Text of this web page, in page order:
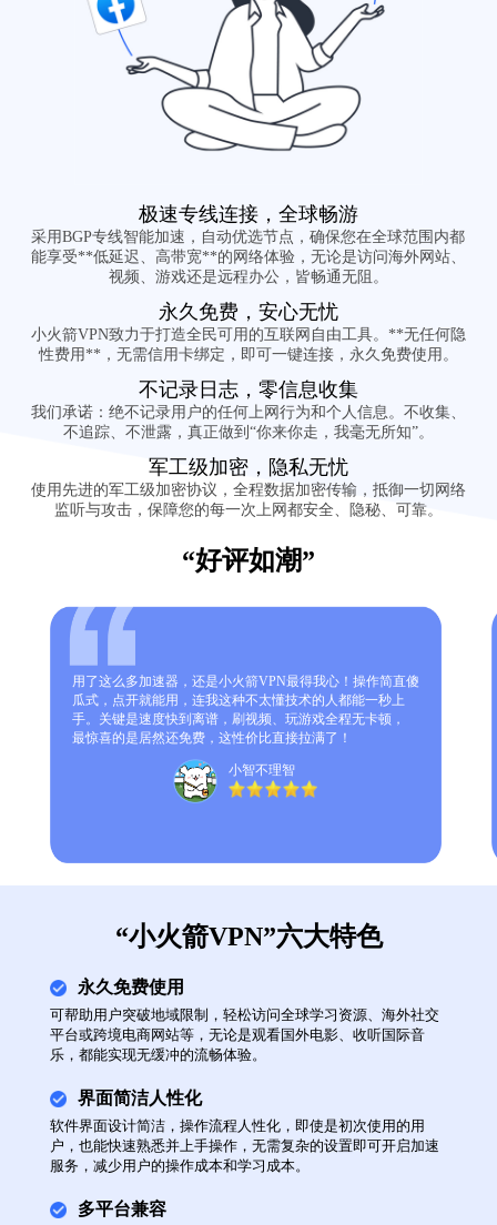
极速专线连接，全球畅游
采用BGP专线智能加速，自动优选节点，确保您在全球范围内都
能享受**低延迟、高带宽**的网络体验，无论是访问海外网站、
视频、游戏还是远程办公，皆畅通无阻。
永久免费，安心无忧
小火箭VPN致力于打造全民可用的互联网自由工具。**无任何隐
性费用**，无需信用卡绑定，即可一键连接，永久免费使用。
不记录日志，零信息收集
我们承诺：绝不记录用户的任何上网行为和个人信息。不收集、
不追踪、不泄露，真正做到“你来你走，我毫无所知”。
军工级加密，隐私无忧
使用先进的军工级加密协议，全程数据加密传输，抵御一切网络
监听与攻击，保障您的每一次上网都安全、隐秘、可靠。
“好评如潮”
用了这么多加速器，还是小火箭VPN最得我心！操作简直傻
瓜式，点开就能用，连我这种不太懂技术的人都能一秒上
手。关键是速度快到离谱，刷视频、玩游戏全程无卡顿，
最惊喜的是居然还免费，这性价比直接拉满了！
小智不理智
“小火箭VPN”六大特色
永久免费使用
可帮助用户突破地域限制，轻松访问全球学习资源、海外社交
平台或跨境电商网站等，无论是观看国外电影、收听国际音
乐，都能实现无缓冲的流畅体验。
界面简洁人性化
软件界面设计简洁，操作流程人性化，即使是初次使用的用
户，也能快速熟悉并上手操作，无需复杂的设置即可开启加速
服务，减少用户的操作成本和学习成本。
多平台兼容